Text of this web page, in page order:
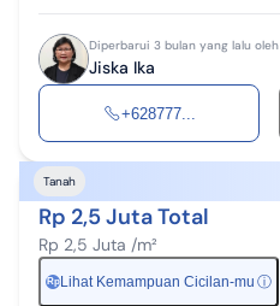
Diperbarui 3 bulan yang lalu oleh
Jiska Ika
+628777...
Tanah
Rp 2,5 Juta Total
Rp 2,5 Juta /m²
Rp Lihat Kemampuan Cicilan-mu ⓘ